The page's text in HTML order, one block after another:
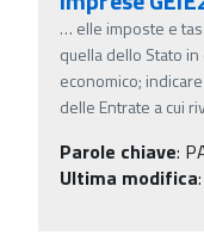
… elle imposte e
quella dello Stato in
economico;
delle Entrate a cui
Parole chiave:
Ultima modifica: